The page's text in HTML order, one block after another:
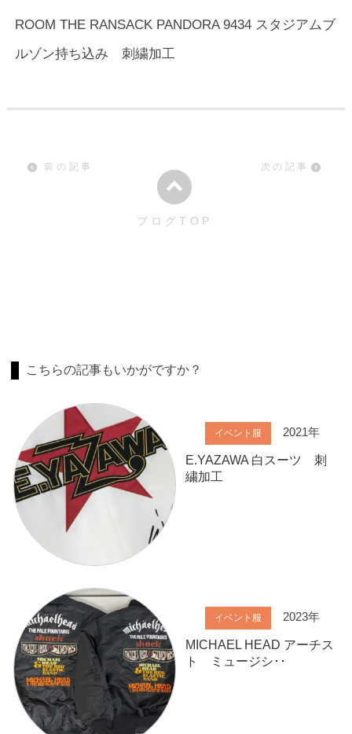
ROOM THE RANSACK PANDORA 9434 スタジアムブ
ルゾン持ち込み 刺繍加工
前の記事
ブログTOP
次の記事
こちらの記事もいかがですか？
イベント服 2021年
E.YAZAWA 白スーツ 刺
繍加工
イベント服 2023年
MICHAEL HEAD アーチス
ト ミュージシ･･